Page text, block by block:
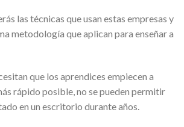
las técnicas que usan estas empresas y
metodología que aplican para enseñar a
que los aprendices empiecen a
rápido posible, no se pueden permitir
en un escritorio durante años.